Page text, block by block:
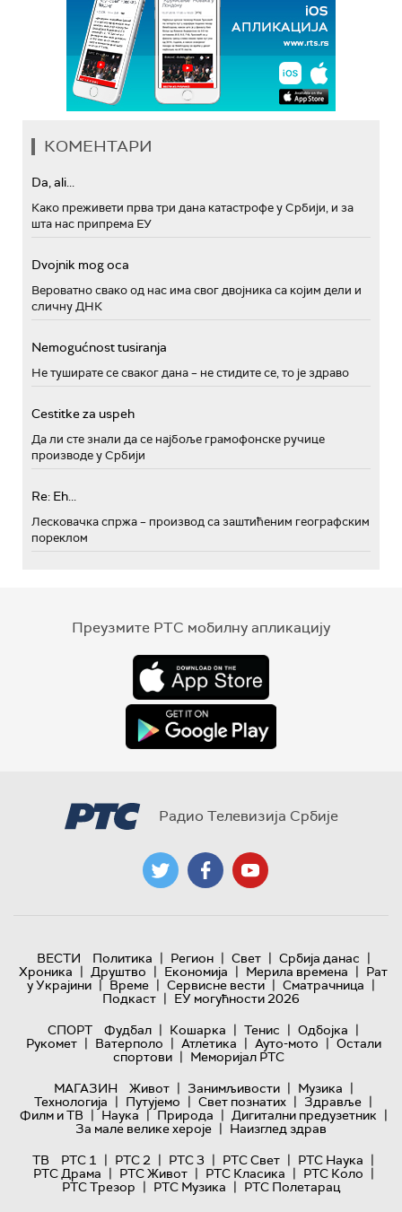
КОМЕНТАРИ
Da, ali...
Како преживети прва три дана катастрофе у Србији, и за
шта нас припрема ЕУ
Dvojnik mog oca
Вероватно свако од нас има свог двојника са којим дели и
сличну ДНК
Nemogućnost tusiranja
Не туширате се сваког дана – не стидите се, то је здраво
Cestitke za uspeh
Да ли сте знали да се најбоље грамофонске ручице
производе у Србији
Re: Eh...
Лесковачка спржа – производ са заштићеним географским
пореклом
Преузмите РТС мобилну апликацију
Радио Телевизија Србије
ВЕСТИ Политика | Регион | Свет | Србија данас |
Хроника | Друштво | Економија | Мерила времена | Рат
у Украјини | Време | Сервисне вести | Сматрачница |
Подкаст | ЕУ могућности 2026
СПОРТ
Фудбал | Кошарка | Тенис | Одбојка |
Рукомет | Ватерполо | Атлетика | Ауто-мото | Остали
спортови | Меморијал РТС
МАГАЗИН
Живот | Занимљивости | Музика |
Технологијa | Путујемо | Свет познатих | Здравље |
Филм и ТВ | Наука | Природа | Дигитални предузетник |
За мале велике хероје | Наизглед здрав
ТВ
РТС 1 | РТС 2 | РТС 3 | РТС Свет | РТС Наука |
РТС Драма | РТС Живот | РТС Класика | РТС Коло |
РТС Трезор | РТС Музика | РТС Полетарац